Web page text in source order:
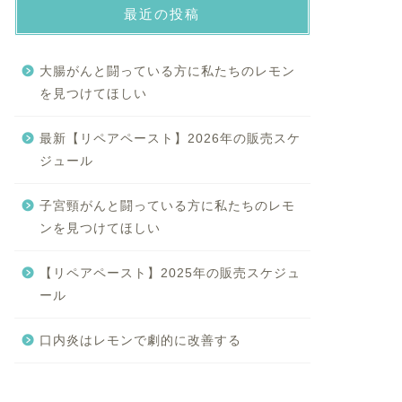
最近の投稿
大腸がんと闘っている方に私たちのレモン
を見つけてほしい
最新【リペアペースト】2026年の販売スケ
ジュール
子宮頸がんと闘っている方に私たちのレモ
ンを見つけてほしい
【リペアペースト】2025年の販売スケジュ
ール
口内炎はレモンで劇的に改善する